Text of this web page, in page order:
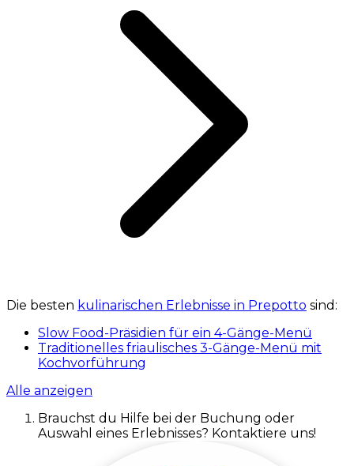
Die besten kulinarischen Erlebnisse in Prepotto sind:
Slow Food-Präsidien für ein 4-Gänge-Menü
Traditionelles friaulisches 3-Gänge-Menü mit
Kochvorführung
Alle anzeigen
Brauchst du Hilfe bei der Buchung oder
Auswahl eines Erlebnisses? Kontaktiere uns!